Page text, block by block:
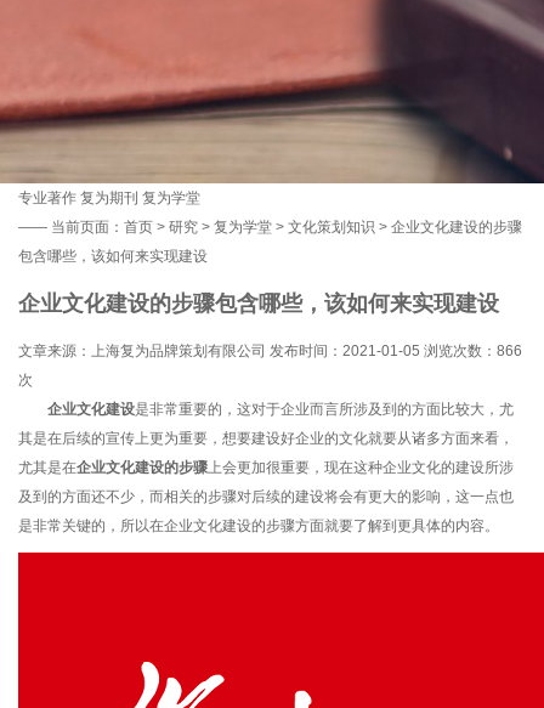
专业著作 复为期刊 复为学堂
—— 当前页面： 首页 > 研究 > 复为学堂 > 文化策划知识 > 企业文化建设的步骤
包含哪些，该如何来实现建设
企业文化建设的步骤包含哪些，该如何来实现建设
文章来源：上海复为品牌策划有限公司 发布时间：2021-01-05 浏览次数： 866
次
企业文化建设是非常重要的，这对于企业而言所涉及到的方面比较大，尤
其是在后续的宣传上更为重要，想要建设好企业的文化就要从诸多方面来看，
尤其是在企业文化建设的步骤上会更加很重要，现在这种企业文化的建设所涉
及到的方面还不少，而相关的步骤对后续的建设将会有更大的影响，这一点也
是非常关键的，所以在企业文化建设的步骤方面就要了解到更具体的内容。